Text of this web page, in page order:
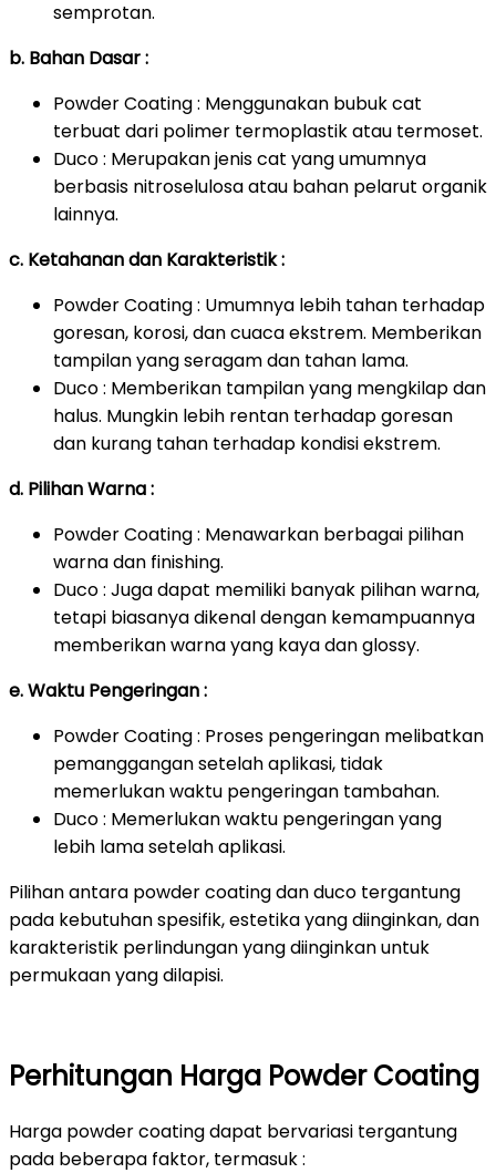
semprotan.
b. Bahan Dasar :
Powder Coating : Menggunakan bubuk cat
terbuat dari polimer termoplastik atau termoset.
Duco : Merupakan jenis cat yang umumnya
berbasis nitroselulosa atau bahan pelarut organik
lainnya.
c. Ketahanan dan Karakteristik :
Powder Coating : Umumnya lebih tahan terhadap
goresan, korosi, dan cuaca ekstrem. Memberikan
tampilan yang seragam dan tahan lama.
Duco : Memberikan tampilan yang mengkilap dan
halus. Mungkin lebih rentan terhadap goresan
dan kurang tahan terhadap kondisi ekstrem.
d. Pilihan Warna :
Powder Coating : Menawarkan berbagai pilihan
warna dan finishing.
Duco : Juga dapat memiliki banyak pilihan warna,
tetapi biasanya dikenal dengan kemampuannya
memberikan warna yang kaya dan glossy.
e. Waktu Pengeringan :
Powder Coating : Proses pengeringan melibatkan
pemanggangan setelah aplikasi, tidak
memerlukan waktu pengeringan tambahan.
Duco : Memerlukan waktu pengeringan yang
lebih lama setelah aplikasi.
Pilihan antara powder coating dan duco tergantung
pada kebutuhan spesifik, estetika yang diinginkan, dan
karakteristik perlindungan yang diinginkan untuk
permukaan yang dilapisi.
Perhitungan Harga Powder Coating
Harga powder coating dapat bervariasi tergantung
pada beberapa faktor, termasuk :